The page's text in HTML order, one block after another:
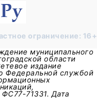
ограничение: 16+
муниципального
области
издание
Федеральной службой
71331. Дата